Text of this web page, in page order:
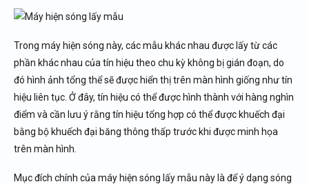
Trong máy hiện sóng này, các mẫu khác nhau được lấy từ các
phần khác nhau của tín hiệu theo chu kỳ không bị gián đoạn, do
đó hình ảnh tổng thể sẽ được hiển thị trên màn hình giống như tín
hiệu liên tục. Ở đây, tín hiệu có thể được hình thành với hàng nghìn
điểm và cần lưu ý rằng tín hiệu tổng hợp có thể được khuếch đại
bằng bộ khuếch đại băng thông thấp trước khi được minh họa
trên màn hình.
Mục đích chính của máy hiện sóng lấy mẫu này là để ý dạng sóng